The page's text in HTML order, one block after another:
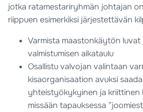
jotka ratamestariryhmän johtajan
riippuen esimerkiksi järjestettävän
Varmista maastonkäytön luvat
valmistumisen aikataulu
Osallistu valvojan valintaan
kisaorganisaation avuksi
yhteistyökykyinen ja kriittinen
missään tapauksessa